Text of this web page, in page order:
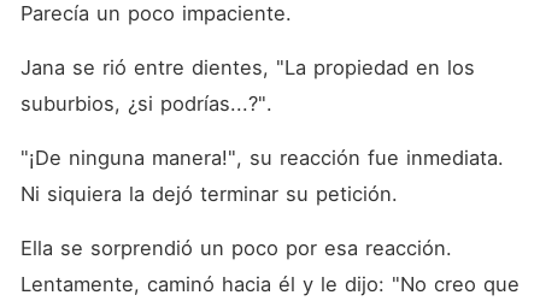
Parecía un poco impaciente.
Jana se rió entre dientes, "La propiedad en los
suburbios, ¿si podrías...?".
"¡De ninguna manera!", su reacción fue inmediata.
Ni siquiera la dejó terminar su petición.
Ella se sorprendió un poco por esa reacción.
Lentamente, caminó hacia él y le dijo: "No creo que